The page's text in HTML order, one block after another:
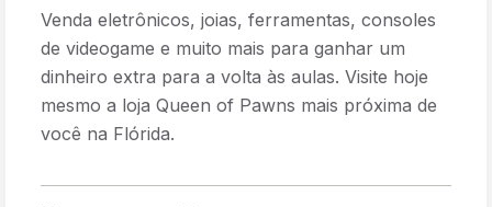
Venda eletrônicos, joias, ferramentas, consoles
de videogame e muito mais para ganhar um
dinheiro extra para a volta às aulas. Visite hoje
mesmo a loja Queen of Pawns mais próxima de
você na Flórida.